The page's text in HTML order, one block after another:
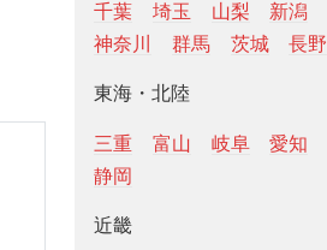
千葉 埼玉 山梨 新潟
神奈川
群馬 茨城 長野
東海・北陸
三重 富山 岐阜 愛知
静岡
近畿